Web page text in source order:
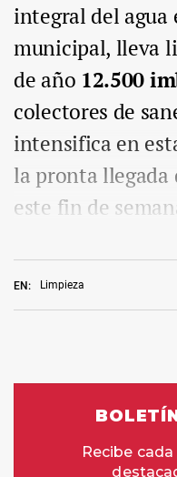
EN: Limpieza
integral del
municipal, lleva
de año 12.500
colectores de
intensifica en
la pronta llegada
este fin de